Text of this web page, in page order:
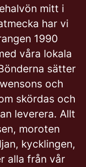
mitt i
har vi
1990
våra lokala
sätter
och
skördas och
leverera. Allt
moroten
kycklingen,
alla från vår